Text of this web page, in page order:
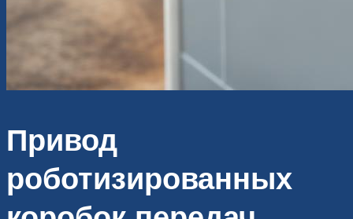
Привод
роботизированных